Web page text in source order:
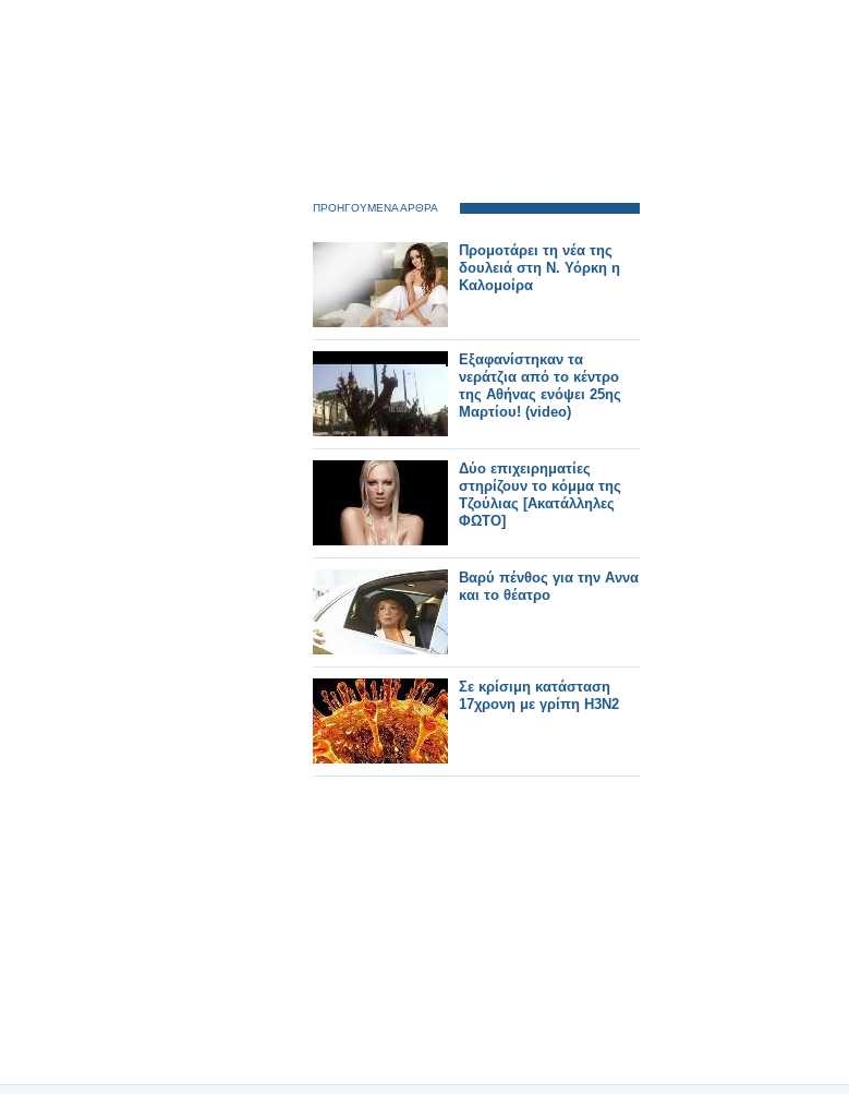
ΠΡΟΗΓΟΥΜΕΝΑ ΑΡΘΡΑ
Προμοτάρει τη νέα της
δουλειά στη Ν. Υόρκη η
Καλομοίρα
Εξαφανίστηκαν τα
νεράτζια από το κέντρο
της Αθήνας ενόψει 25ης
Μαρτίου! (video)
Δύο επιχειρηματίες
στηρίζουν το κόμμα της
Τζούλιας [Ακατάλληλες
ΦΩΤΟ]
Βαρύ πένθος για την Αννα
και το θέατρο
Σε κρίσιμη κατάσταση
17χρονη με γρίπη H3N2